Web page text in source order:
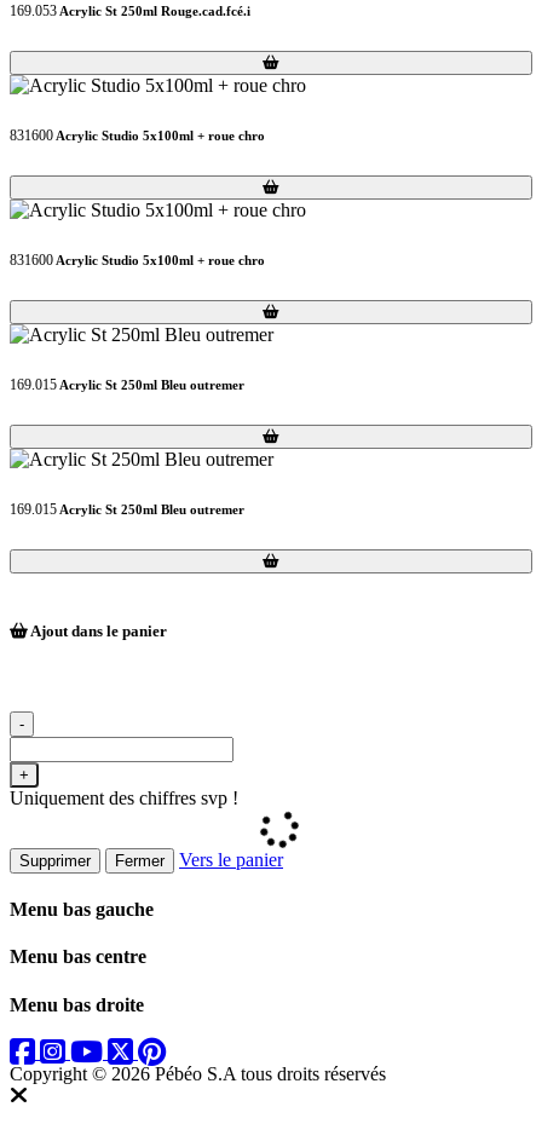
169.053 Acrylic St 250ml Rouge.cad.fcé.i
Loading...
Loading...
831600 Acrylic Studio 5x100ml + roue chro
Loading...
Loading...
831600 Acrylic Studio 5x100ml + roue chro
Loading...
Loading...
169.015 Acrylic St 250ml Bleu outremer
Loading...
Loading...
169.015 Acrylic St 250ml Bleu outremer
Loading...
Loading...
Ajout dans le panier
-
+
Uniquement des chiffres svp !
Supprimer Fermer Vers le panier
Menu bas gauche
Menu bas centre
Menu bas droite
Copyright © 2026 Pébéo S.A tous droits réservés